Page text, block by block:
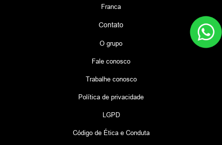
Franca
Contato
O grupo
Fale conosco
Trabalhe conosco
Política de privacidade
LGPD
Código de Ética e Conduta